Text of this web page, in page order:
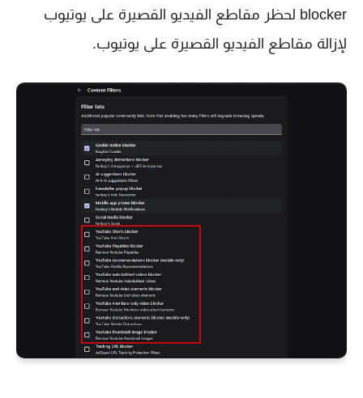
blocker لحظر مقاطع الفيديو القصيرة على يوتيوب
لإزالة مقاطع الفيديو القصيرة على يوتيوب.